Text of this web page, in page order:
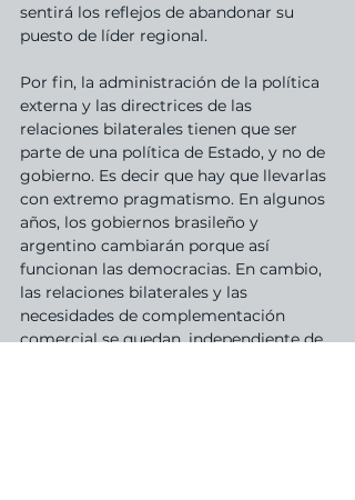
sentirá los reflejos de abandonar su
puesto de líder regional.
Por fin, la administración de la política
externa y las directrices de las
relaciones bilaterales tienen que ser
parte de una política de Estado, y no de
gobierno. Es decir que hay que llevarlas
con extremo pragmatismo. En algunos
años, los gobiernos brasileño y
argentino cambiarán porque así
funcionan las democracias. En cambio,
las relaciones bilaterales y las
necesidades de complementación
comercial se quedan, independiente de